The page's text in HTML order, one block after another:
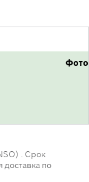
Фото
. Срок
доставка по